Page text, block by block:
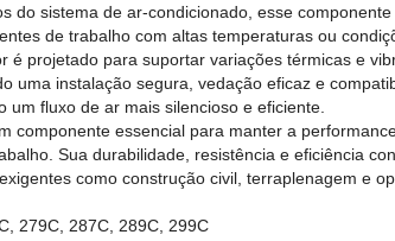
sistema de ar-condicionado, esse
de trabalho com altas temperaturas ou
projetado para suportar variações térmicas e
uma instalação segura, vedação eficaz e
fluxo de ar mais silencioso e eficiente.
componente essencial para manter a
Sua durabilidade, resistência e eficiência
como construção civil, terraplenagem e
279C, 287C, 289C, 299C